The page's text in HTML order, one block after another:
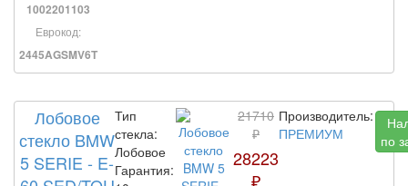
1002201103
Еврокод:
2445AGSMV6T
Лобовое
стекло BMW
5 SERIE - E-
Тип
стекла:
Лобовое
Гарантия:
21710
₽
28223
₽
Производитель:
ПРЕМИУМ
по